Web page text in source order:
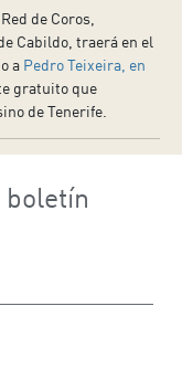
de Coros,
Cabildo, traerá en el
a Pedro Teixeira, en
gratuito que
de Tenerife.